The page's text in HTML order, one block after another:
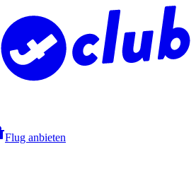
Flug anbieten